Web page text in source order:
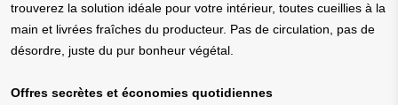
trouverez la solution idéale pour votre intérieur, toutes cueillies à la
main et livrées fraîches du producteur. Pas de circulation, pas de
désordre, juste du pur bonheur végétal.
Offres secrètes et économies quotidiennes